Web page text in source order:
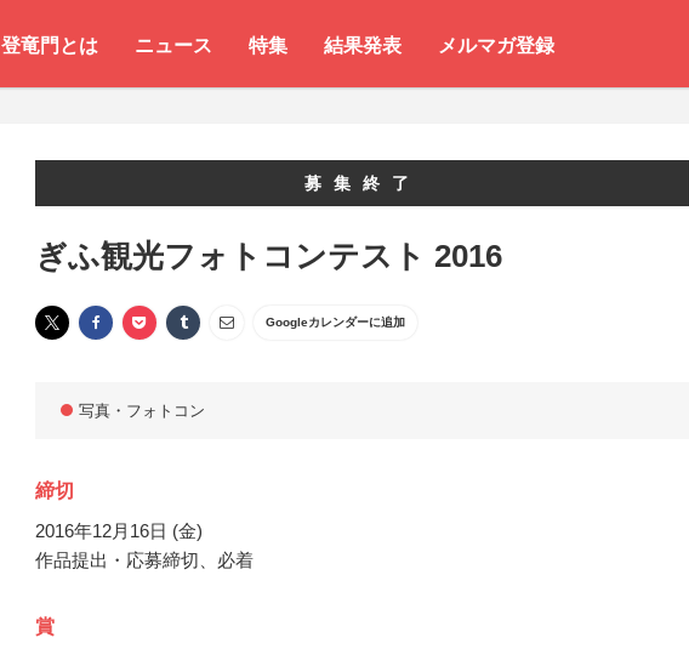
登竜門とは ニュース 特集 結果発表 メルマガ登録
募集終了
ぎふ観光フォトコンテスト 2016
Googleカレンダーに追加
写真・フォトコン
締切
2016年12月16日 (金)
作品提出・応募締切、必着
賞